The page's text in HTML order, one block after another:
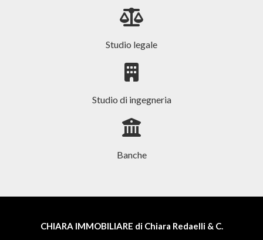
Studio legale
Studio di ingegneria
Banche
CHIARA IMMOBILIARE di Chiara Redaelli & C.